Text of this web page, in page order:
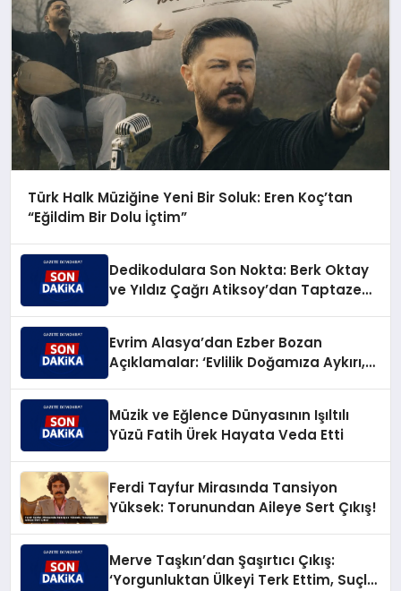
Türk Halk Müziğine Yeni Bir Soluk: Eren Koç’tan
“Eğildim Bir Dolu İçtim”
Dedikodulara Son Nokta: Berk Oktay
ve Yıldız Çağrı Atiksoy’dan Taptaze
Evrim Alasya’dan Ezber Bozan
Açıklamalar: ‘Evlilik Doğamıza Aykırı,
Müzik ve Eğlence Dünyasının Işıltılı
Yüzü Fatih Ürek Hayata Veda Etti
Ferdi Tayfur Mirasında Tansiyon
Yüksek: Torunundan Aileye Sert Çıkış!
Merve Taşkın’dan Şaşırtıcı Çıkış:
‘Yorgunluktan Ülkeyi Terk Ettim, Suçlu